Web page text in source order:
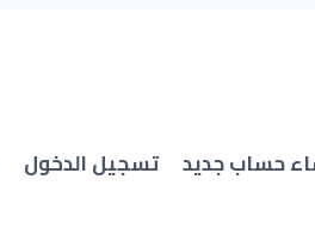
حساب جديد
تسجيل الدخول